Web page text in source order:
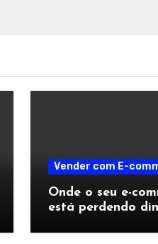
Vender com E-
Onde o seu e-
está perdendo
salvam vendas